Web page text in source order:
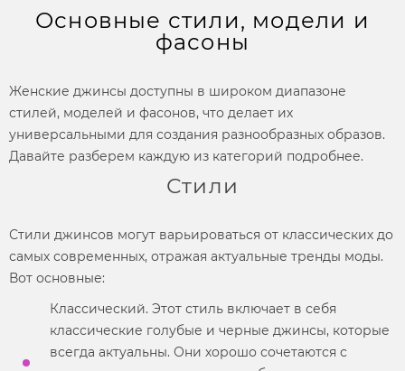
Основные стили, модели и
фасоны
Женские джинсы доступны в широком диапазоне
стилей, моделей и фасонов, что делает их
универсальными для создания разнообразных образов.
Давайте разберем каждую из категорий подробнее.
Стили
Стили джинсов могут варьироваться от классических до
самых современных, отражая актуальные тренды моды.
Вот основные:
Классический. Этот стиль включает в себя
классические голубые и черные джинсы, которые
всегда актуальны. Они хорошо сочетаются с